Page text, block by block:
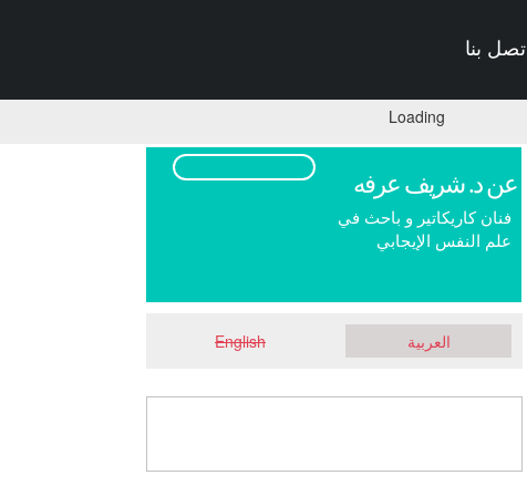
اتصل بنا
Loading
عن د. شريف عرفه
فنان كاريكاتير و باحث في
علم النفس الإيجابي
العربية English